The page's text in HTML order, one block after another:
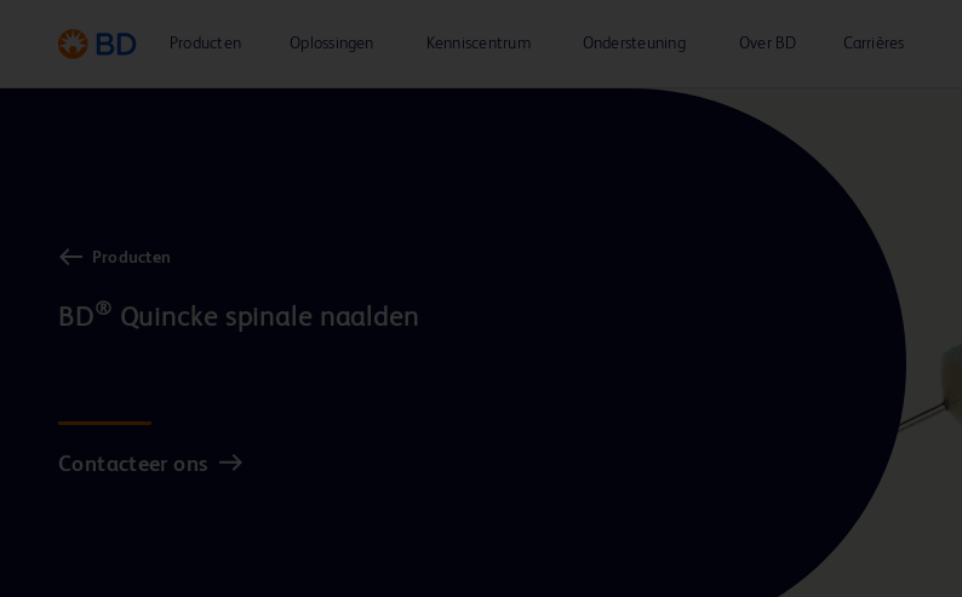
Producten Oplossingen Kenniscentrum Ondersteuning Over BD Carrières
Producten
BD® Quincke spinale naalden
Contacteer ons